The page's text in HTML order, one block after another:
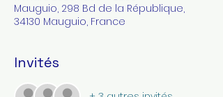
Mauguio, 298 Bd de la République,
34130 Mauguio, France
Invités